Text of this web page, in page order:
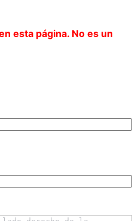
esta página. No es un